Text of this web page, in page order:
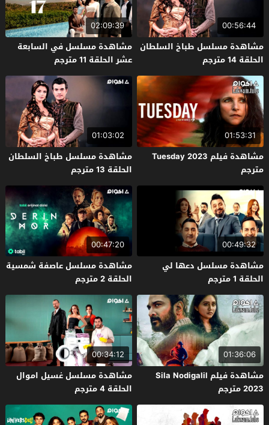
00:56:44
مشاهدة مسلسل طباخ السلطان
الحلقة 14 مترجم
02:09:39
مشاهدة مسلسل في السابعة
عشر الحلقة 11 مترجم
01:53:31
مشاهدة فيلم Tuesday 2023
مترجم
01:03:02
مشاهدة مسلسل طباخ السلطان
الحلقة 13 مترجم
00:49:32
مشاهدة مسلسل دعها لي
الحلقة 1 مترجم
00:47:20
مشاهدة مسلسل عاصفة شمسية
الحلقة 2 مترجم
01:36:06
مشاهدة فيلم Sila Nodigalil
2023 مترجم
00:34:12
مشاهدة مسلسل غسيل اموال
الحلقة 4 مترجم